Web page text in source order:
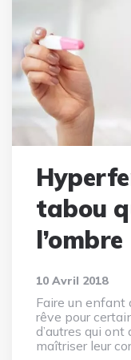
tabou
l’ombre
10 Avril 2018
Faire un enfant
rêve pour
d’autres qui
maîtriser leur